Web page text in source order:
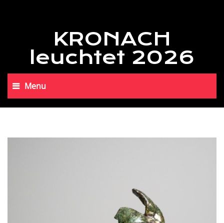
KRONACH
leuchtet 2026
Menu